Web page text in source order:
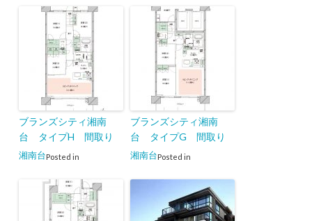
ブランズシティ湘南
台 タイプH 間取り
Posted in
湘南台
ブランズシティ湘南
台 タイプG 間取り
Posted in
湘南台